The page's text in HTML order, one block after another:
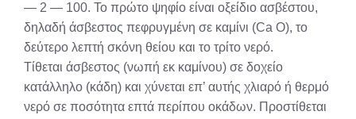
— 2 — 100. Το πρώτο ψηφίο είναι οξείδιο ασβέστου,
δηλαδή άσβεστος πεφρυγμένη σε καμίνι (Ca Ο), το
δεύτερο λεπτή σκόνη θείου και το τρίτο νερό.
Τίθεται άσβεστος (νωπή εκ καμίνου) σε δοχείο
κατάλληλο (κάδη) και χύνεται επ’ αυτής χλιαρό ή θερμό
νερό σε ποσότητα επτά περίπου οκάδων. Προστίθεται